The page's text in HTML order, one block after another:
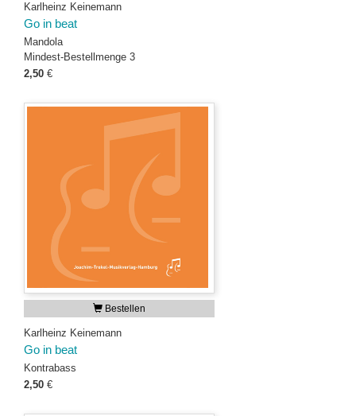
Karlheinz Keinemann
Go in beat
Mandola
Mindest-Bestellmenge 3
2,50 €
Bestellen
Karlheinz Keinemann
Go in beat
Kontrabass
2,50 €